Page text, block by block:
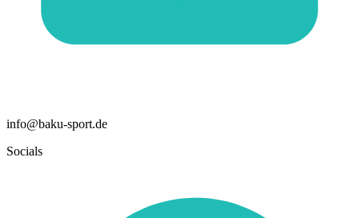
info@baku-sport.de
Socials